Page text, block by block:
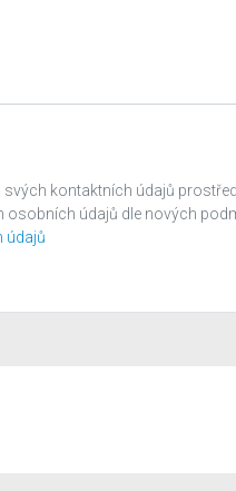
svých kontaktních údajů
údajů dle nových
údajů